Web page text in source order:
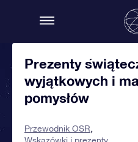
Prezenty
wyjątkowych i
pomysłów
Przewodnik OSR